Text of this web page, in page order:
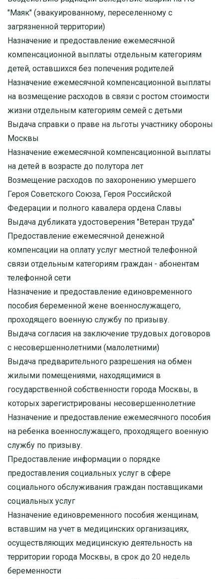
"Маяк" (эвакуированному, переселенному с
загрязненной территории)
Назначение и предоставление ежемесячной
компенсационной выплаты отдельным категориям
детей, оставшихся без попечения родителей
Назначение ежемесячной компенсационной выплаты
на возмещение расходов в связи с ростом стоимости
жизни отдельным категориям семей с детьми
Выдача справки о праве на льготы участнику обороны
Москвы
Назначение ежемесячной компенсационной выплаты
на детей в возрасте до полутора лет
Возмещение расходов по захоронению умершего
Героя Советского Союза, Героя Российской
Федерации и полного кавалера ордена Славы
Выдача дубликата удостоверения "Ветеран труда"
Предоставление ежемесячной денежной
компенсации на оплату услуг местной телефонной
связи отдельным категориям граждан - абонентам
телефонной сети
Назначение и предоставление единовременного
пособия беременной жене военнослужащего,
проходящего военную службу по призыву.
Выдача согласия на заключение трудовых договоров
с несовершеннолетними (малолетними)
Выдача предварительного разрешения на обмен
жилыми помещениями, находящимися в
государственной собственности города Москвы, в
которых зарегистрированы несовершеннолетние
Назначение и предоставление ежемесячного пособия
на ребенка военнослужащего, проходящего военную
службу по призыву.
Предоставление информации о порядке
предоставления социальных услуг в сфере
социального обслуживания граждан поставщиками
социальных услуг
Назначение единовременного пособия женщинам,
вставшим на учет в медицинских организациях,
осуществляющих медицинскую деятельность на
территории города Москвы, в срок до 20 недель
беременности